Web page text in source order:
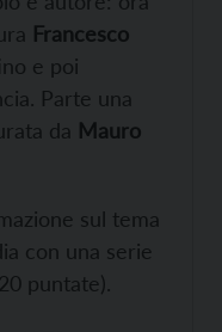
Francesco
e poi
Parte una
da Mauro
sul tema
con una serie
puntate).